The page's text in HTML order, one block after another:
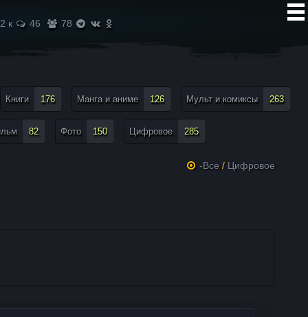
2 к 46 78
Книги 176 Манга и аниме 126 Мульт и комиксы 263
82 Фото 150 Цифровое 285
-Все / Цифровое